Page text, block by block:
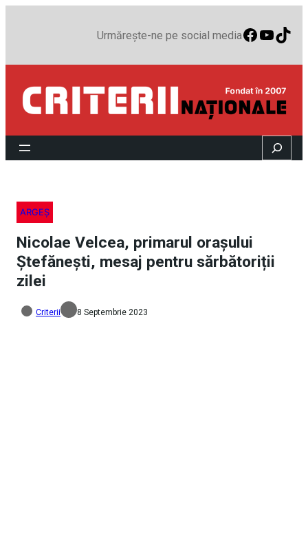
Urmărește-ne pe social media
Search
ARGEȘ
Nicolae Velcea, primarul orașului
Ștefănești, mesaj pentru sărbătoriții
zilei
Criterii 8 Septembrie 2023